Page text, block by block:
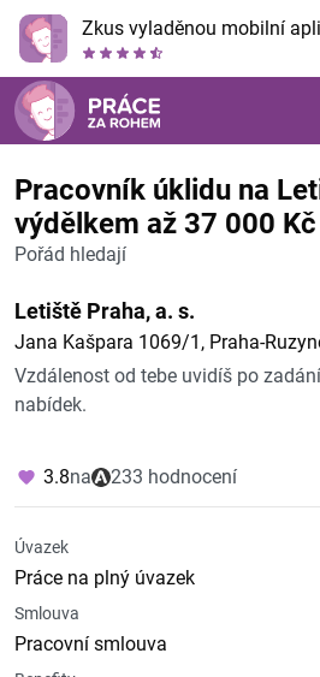
Zkus vyladěnou mobilní
Pracovník úklidu na
výdělkem až 37 000 Kč
Pořád hledají
Letiště Praha, a. s.
Jana Kašpara 1069/1, Praha-
Vzdálenost od tebe uvidíš po
nabídek.
3.8na 233 hodnocení
Úvazek
Práce na plný úvazek
Smlouva
Pracovní smlouva